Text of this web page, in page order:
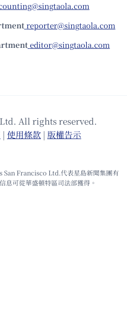
reporter@singtaola.com
editor@singtaola.com
All rights reserved.
| 使⽤條款 | 版權告⽰
San Francisco Ltd.代表星島新聞集團有
息可從華盛頓特區司法部獲得。